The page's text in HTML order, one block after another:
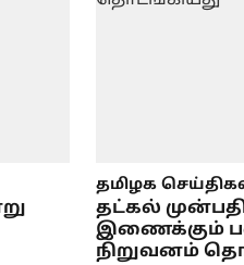
தமிழக
தட்கல்
இணைக்கும்
நிறுவனம்